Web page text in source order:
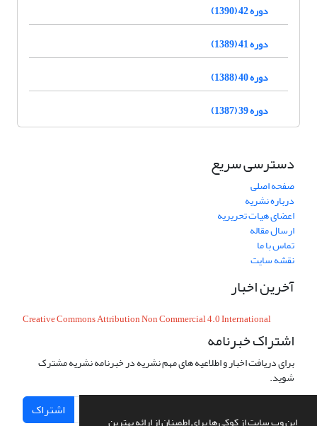
این وب سایت از کوکی ها برای اطمینان از ارائه بهترین
دوره 42 (1390)
دوره 41 (1389)
دوره 40 (1388)
دوره 39 (1387)
دسترسی سریع
صفحه اصلی
درباره نشریه
اعضای هیات تحریریه
ارسال مقاله
تماس با ما
نقشه سایت
آخرین اخبار
Creative Commons Attribution Non Commercial 4.0 International
اشتراک خبرنامه
برای دریافت اخبار و اطلاعیه های مهم نشریه در خبرنامه نشریه مشترک
شوید.
اشتراک